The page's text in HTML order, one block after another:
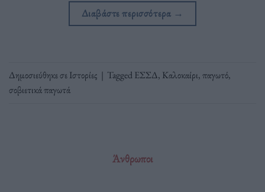
Διαβάστε περισσότερα →
Δημοσιεύθηκε σεΙστορίες | TaggedΕΣΣΔ, Καλοκαίρι,παγωτό,
σοβιετικά παγωτά
Άνθρωποι